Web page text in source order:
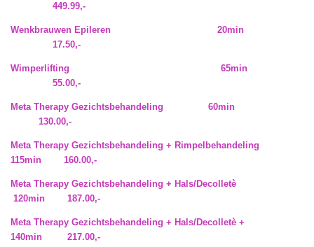
449.99,-
Wenkbrauwen Epileren 20min
17.50,-
Wimperlifting
65min
55.00,-
Meta Therapy Gezichtsbehandeling 60min
130.00,-
Meta Therapy Gezichtsbehandeling + Rimpelbehandeling
115min 160.00,-
Meta Therapy Gezichtsbehandeling + Hals/Decolletè
120min 187.00,-
Meta Therapy Gezichtsbehandeling + Hals/Decolletè +
140min 217.00,-